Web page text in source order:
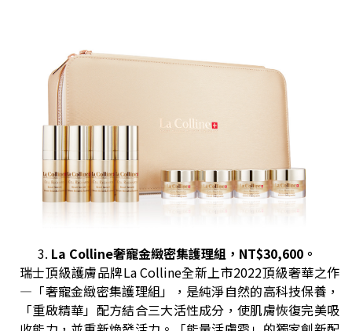
La Colline奢寵金緻密集護理組， NT$30,600 。
瑞士頂級護膚品牌La Colline全新上市2022頂級奢華之作
—「奢寵金緻密集護理組」，是純淨自然的高科技保養，
「重啟精華」配方結合三大活性成分，使肌膚恢復完美吸